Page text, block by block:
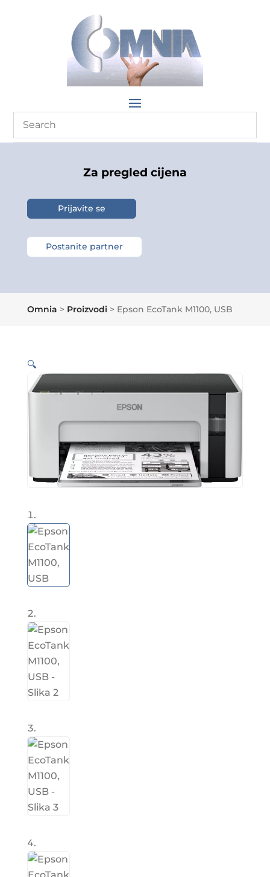
Za pregled cijena
Prijavite se
Postanite partner
Omnia > Proizvodi > Epson EcoTank M1100, USB
🔍